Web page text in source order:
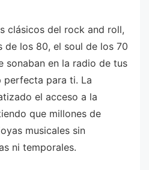
clásicos del rock and roll,
de los 80, el soul de los 70
sonaban en la radio de tus
perfecta para ti. La
el acceso a la
que millones de
musicales sin
ni temporales.